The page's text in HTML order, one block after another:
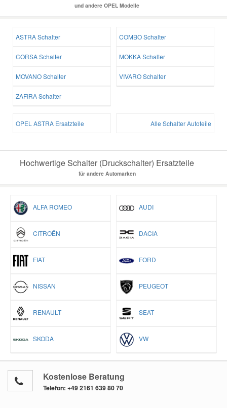
und andere OPEL Modelle
ASTRA Schalter COMBO Schalter
CORSA Schalter MOKKA Schalter
MOVANO Schalter VIVARO Schalter
ZAFIRA Schalter
OPEL ASTRA Ersatzteile Alle Schalter Autoteile
Hochwertige Schalter (Druckschalter) Ersatzteile
für andere Automarken
ALFA ROMEO AUDI
CITROËN DACIA
FIAT FORD
NISSAN PEUGEOT
RENAULT SEAT
SKODA VW
Kostenlose Beratung
Telefon: +49 2161 639 80 70